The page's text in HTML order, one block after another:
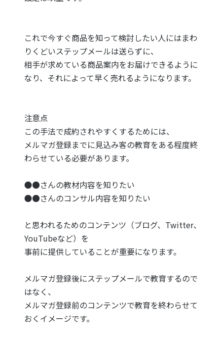
これで今すぐ商品を知って検討したい人にはまわ
りくどいステップメールは送らずに、
相手が求めている商品案内をお届けできるように
なり、それによって早く売れるようになります。
注意点
この手法で成約されやすくするためには、
メルマガ登録までに見込み客の教育をある程度終
わらせている必要があります。
●●さんの教材内容を知りたい
●●さんのコンサル内容を知りたい
と思われるためのコンテンツ（ブログ、Twitter、
YouTubeなど）を
事前に提供していることが重要になります。
メルマガ登録後にステップメールで教育するので
はなく、
メルマガ登録前のコンテンツで教育を終わらせて
おくイメージです。